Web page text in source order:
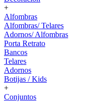
+
Alfombras
Alfombras/ Telares
Adornos/ Alfombras
Porta Retrato
Bancos
Telares
Adornos
Botijas / Kids
+
Conjuntos